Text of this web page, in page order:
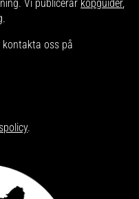
Vi publicerar köpguider,
.
oss på
.